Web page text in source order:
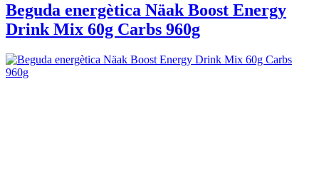
Beguda energètica Näak Boost Energy
Drink Mix 60g Carbs 960g